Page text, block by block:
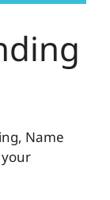
Name